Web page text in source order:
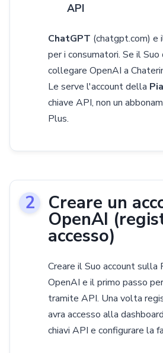
API
ChatGPT (chatgpt.com)
per i consumatori. Se il
collegare OpenAI a
Le serve l'account della
chiave API, non un
Plus.
Creare un
OpenAI
accesso)
Creare il Suo account sulla
OpenAI e il primo passo
tramite API. Una volta
avra accesso alla
chiavi API e configurare la